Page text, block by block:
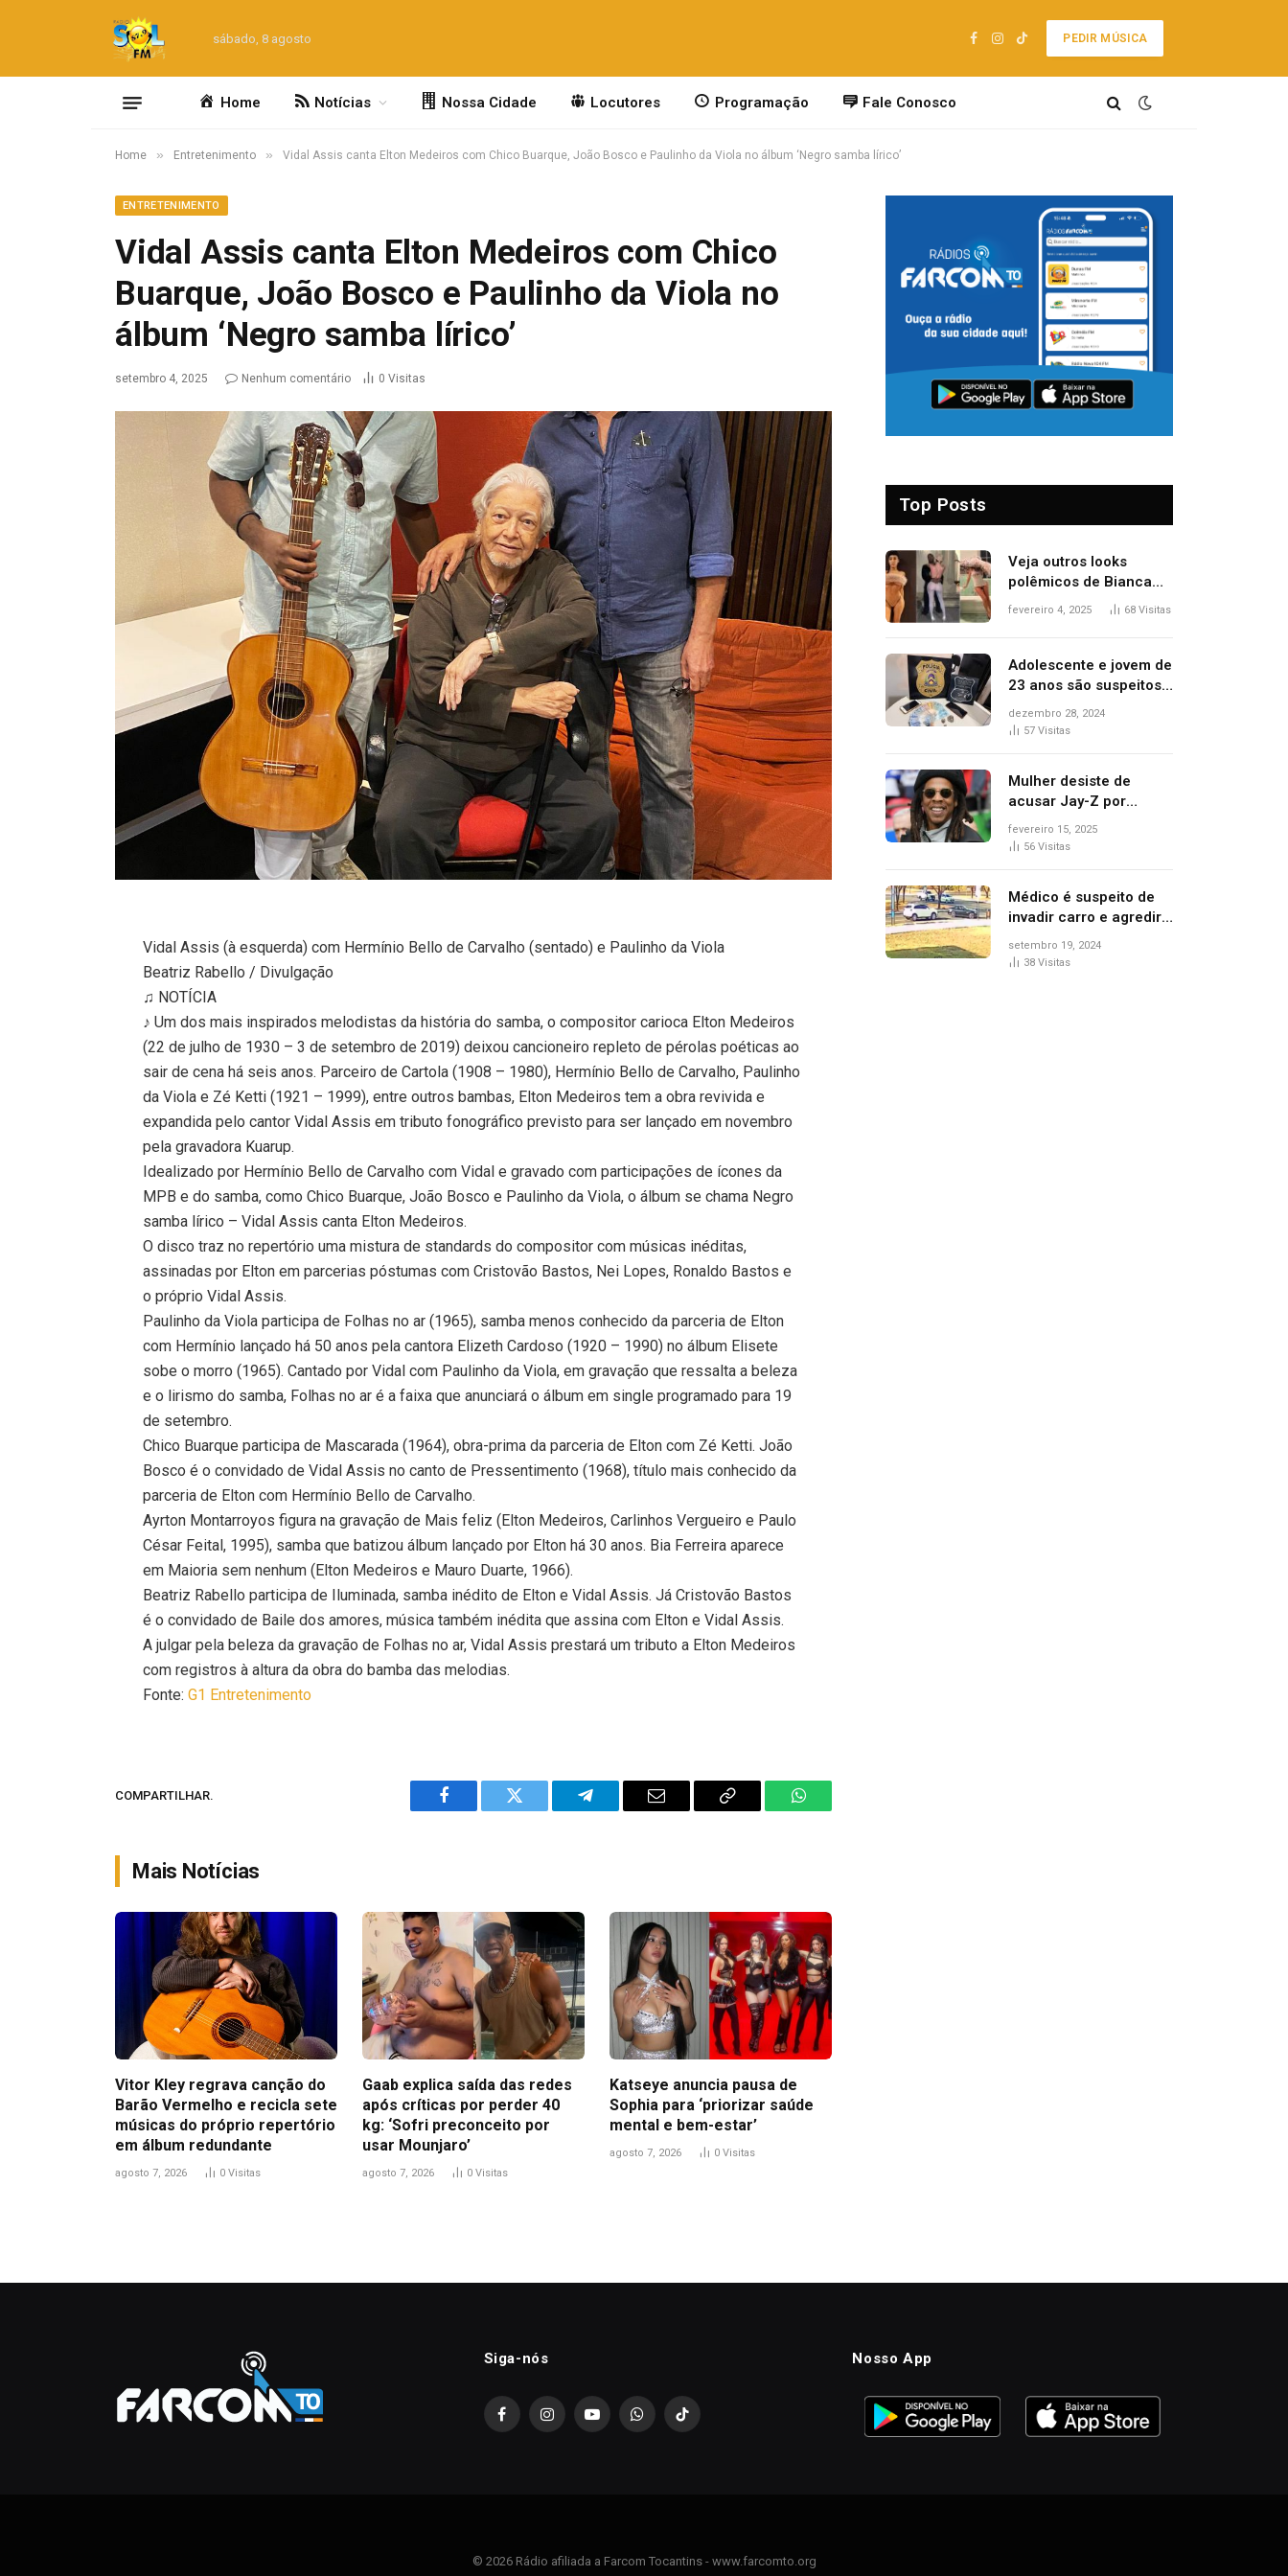
sábado, 8 agosto
Facebook
Instagram
TikTok
PEDIR MÚSICA
Home Notícias Nossa Cidade Locutores Programação Fale Conosco
Home » Entretenimento » Vidal Assis canta Elton Medeiros com Chico Buarque, João Bosco e Paulinho da Viola no álbum ‘Negro samba lírico’
ENTRETENIMENTO
Vidal Assis canta Elton Medeiros com Chico
Buarque, João Bosco e Paulinho da Viola no
álbum ‘Negro samba lírico’
setembro 4, 2025 Nenhum comentário 0 Visitas
Vidal Assis (à esquerda) com Hermínio Bello de Carvalho (sentado) e Paulinho da Viola
Beatriz Rabello / Divulgação
♫ NOTÍCIA
♪ Um dos mais inspirados melodistas da história do samba, o compositor carioca Elton Medeiros
(22 de julho de 1930 – 3 de setembro de 2019) deixou cancioneiro repleto de pérolas poéticas ao
sair de cena há seis anos. Parceiro de Cartola (1908 – 1980), Hermínio Bello de Carvalho, Paulinho
da Viola e Zé Ketti (1921 – 1999), entre outros bambas, Elton Medeiros tem a obra revivida e
expandida pelo cantor Vidal Assis em tributo fonográfico previsto para ser lançado em novembro
pela gravadora Kuarup.
Idealizado por Hermínio Bello de Carvalho com Vidal e gravado com participações de ícones da
MPB e do samba, como Chico Buarque, João Bosco e Paulinho da Viola, o álbum se chama Negro
samba lírico – Vidal Assis canta Elton Medeiros.
O disco traz no repertório uma mistura de standards do compositor com músicas inéditas,
assinadas por Elton em parcerias póstumas com Cristovão Bastos, Nei Lopes, Ronaldo Bastos e
o próprio Vidal Assis.
Paulinho da Viola participa de Folhas no ar (1965), samba menos conhecido da parceria de Elton
com Hermínio lançado há 50 anos pela cantora Elizeth Cardoso (1920 – 1990) no álbum Elisete
sobe o morro (1965). Cantado por Vidal com Paulinho da Viola, em gravação que ressalta a beleza
e o lirismo do samba, Folhas no ar é a faixa que anunciará o álbum em single programado para 19
de setembro.
Chico Buarque participa de Mascarada (1964), obra-prima da parceria de Elton com Zé Ketti. João
Bosco é o convidado de Vidal Assis no canto de Pressentimento (1968), título mais conhecido da
parceria de Elton com Hermínio Bello de Carvalho.
Ayrton Montarroyos figura na gravação de Mais feliz (Elton Medeiros, Carlinhos Vergueiro e Paulo
César Feital, 1995), samba que batizou álbum lançado por Elton há 30 anos. Bia Ferreira aparece
em Maioria sem nenhum (Elton Medeiros e Mauro Duarte, 1966).
Beatriz Rabello participa de Iluminada, samba inédito de Elton e Vidal Assis. Já Cristovão Bastos
é o convidado de Baile dos amores, música também inédita que assina com Elton e Vidal Assis.
A julgar pela beleza da gravação de Folhas no ar, Vidal Assis prestará um tributo a Elton Medeiros
com registros à altura da obra do bamba das melodias.
Fonte:G1 Entretenimento
COMPARTILHAR.
Facebook Twitter Telegram Email
Copy
WhatsApp
Mais Notícias
Vitor Kley regrava canção do
Barão Vermelho e recicla sete
músicas do próprio repertório
em álbum redundante
agosto 7, 2026 0 Visitas
Gaab explica saída das redes
após críticas por perder 40
kg: ‘Sofri preconceito por
usar Mounjaro’
agosto 7, 2026 0 Visitas
Katseye anuncia pausa de
Sophia para ‘priorizar saúde
mental e bem-estar’
agosto 7, 2026 0 Visitas
Top Posts
Veja outros looks
polêmicos de Bianca
Censori, esposa de
Grammy 2025
fevereiro 4, 2025 68 Visitas
Adolescente e jovem de
23 anos são suspeitos
de vender drogas
próximo de delegacia e
dezembro 28, 2024
57 Visitas
Mulher desiste de
acusar Jay-Z por
estupro, diz revista
fevereiro 15, 2025
56 Visitas
Médico é suspeito de
invadir carro e agredir
delegado aposentado
durante confusão no
setembro 19, 2024
38 Visitas
Siga-nós
FacebookInstagramYouTubeWhatsAppTikTok
Nosso App
© 2026 Rádio afiliada a Farcom Tocantins - www.farcomto.org